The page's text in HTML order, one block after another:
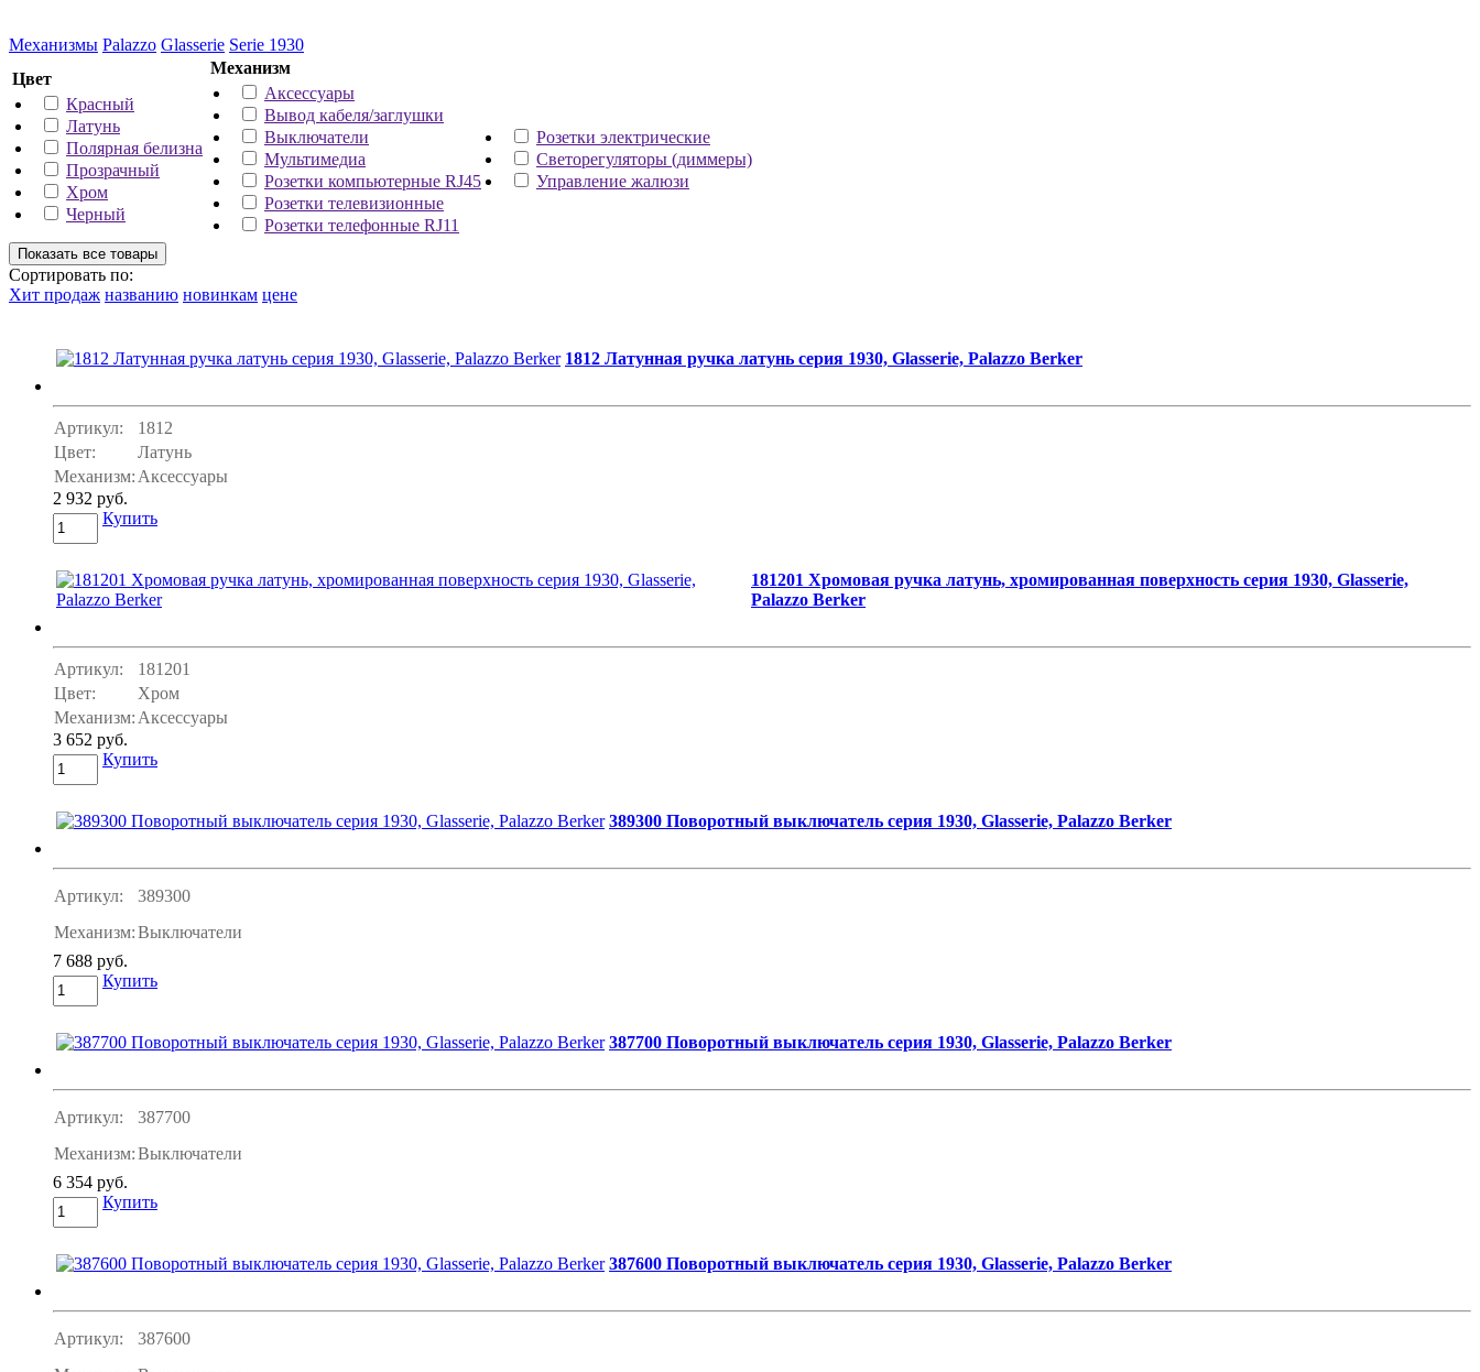
Механизмы Palazzo Glasserie Serie 1930
Цвет
Красный
Латунь
Полярная белизна
Прозрачный
Хром
Черный
Механизм
Аксессуары
Вывод кабеля/заглушки
Выключатели
Мультимедиа
Розетки компьютерные RJ45
Розетки телевизионные
Розетки телефонные RJ11
Розетки электрические
Светорегуляторы (диммеры)
Управление жалюзи
Сортировать по:
Хит продаж названию новинкам цене
1812 Латунная ручка латунь серия 1930, Glasserie, Palazzo Berker
Артикул:
1812
Цвет:
Латунь
Механизм: Аксессуары
2 932 руб.
Купить
181201 Хромовая ручка латунь, хромированная поверхность серия 1930, Glasserie,
Palazzo Berker
Артикул:
181201
Цвет:
Хром
Механизм: Аксессуары
3 652 руб.
Купить
389300 Поворотный выключатель серия 1930, Glasserie, Palazzo Berker
Артикул:
389300
Механизм:Выключатели
7 688 руб.
Купить
387700 Поворотный выключатель серия 1930, Glasserie, Palazzo Berker
Артикул:
387700
Механизм:Выключатели
6 354 руб.
Купить
387600 Поворотный выключатель серия 1930, Glasserie, Palazzo Berker
Артикул:
387600